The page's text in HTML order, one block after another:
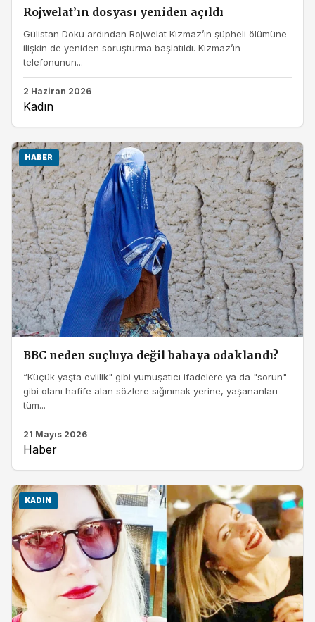
Rojwelat’ın dosyası yeniden açıldı
Gülistan Doku ardından Rojwelat Kızmaz’ın şüpheli ölümüne
ilişkin de yeniden soruşturma başlatıldı. Kızmaz’ın
telefonunun...
2 Haziran 2026
Kadın
HABER
BBC neden suçluya değil babaya odaklandı?
“Küçük yaşta evlilik" gibi yumuşatıcı ifadelere ya da "sorun"
gibi olanı hafife alan sözlere sığınmak yerine, yaşananları
tüm...
21 Mayıs 2026
Haber
KADIN